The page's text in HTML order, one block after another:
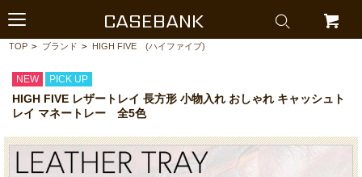
CASEBANK
TOP > ブランド > HIGH FIVE (ハイファイブ)
NEW PICK UP
HIGH FIVE レザートレイ 長方形 小物入れ おしゃれ キャッシュト
レイ マネートレー 全5色